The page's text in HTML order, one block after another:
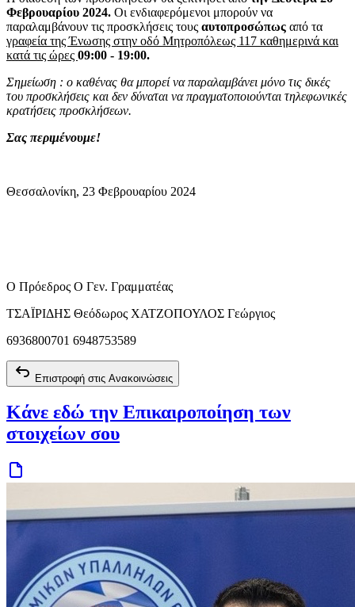
Φεβρουαρίου 2024. Οι ενδιαφερόμενοι μπορούν να
παραλαμβάνουν τις προσκλήσεις τους αυτοπροσώπως από τα
γραφεία της Ένωσης στην οδό Μητροπόλεως 117 καθημερινά και
κατά τις ώρες 09:00 - 19:00.
Σημείωση : ο καθένας θα μπορεί να παραλαμβάνει μόνο τις δικές
του προσκλήσεις και δεν δύναται να πραγματοποιούνται τηλεφωνικές
κρατήσεις προσκλήσεων.
Σας περιμένουμε!
Θεσσαλονίκη, 23 Φεβρουαρίου 2024
Ο Πρόεδρος Ο Γεν. Γραμματέας
ΤΣΑΪΡΙΔΗΣ Θεόδωρος ΧΑΤΖΟΠΟΥΛΟΣ Γεώργιος
6936800701 6948753589
Επιστροφή στις Ανακοινώσεις
Κάνε εδώ την Επικαιροποίηση των
στοιχείων σου